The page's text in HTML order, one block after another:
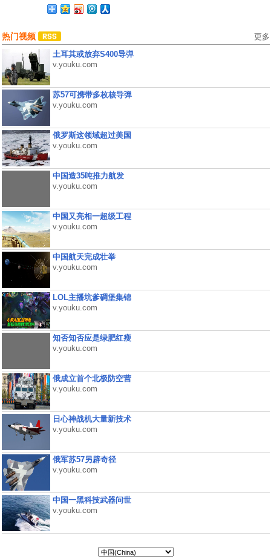
热门视频 更多
土耳其或放弃S400导弹
v.youku.com
苏57可携带多枚核导弹
v.youku.com
俄罗斯这领域超过美国
v.youku.com
中国造35吨推力航发
v.youku.com
中国又亮相一超级工程
v.youku.com
中国航天完成壮举
v.youku.com
LOL主播坑爹碉堡集锦
v.youku.com
知否知否应是绿肥红瘦
v.youku.com
俄成立首个北极防空营
v.youku.com
日心神战机大量新技术
v.youku.com
俄军苏57另辟奇径
v.youku.com
中国一黑科技武器问世
v.youku.com